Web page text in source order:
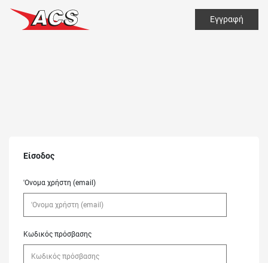
Εγγραφή
Είσοδος
'Ονομα χρήστη (email)
Κωδικός πρόσβασης